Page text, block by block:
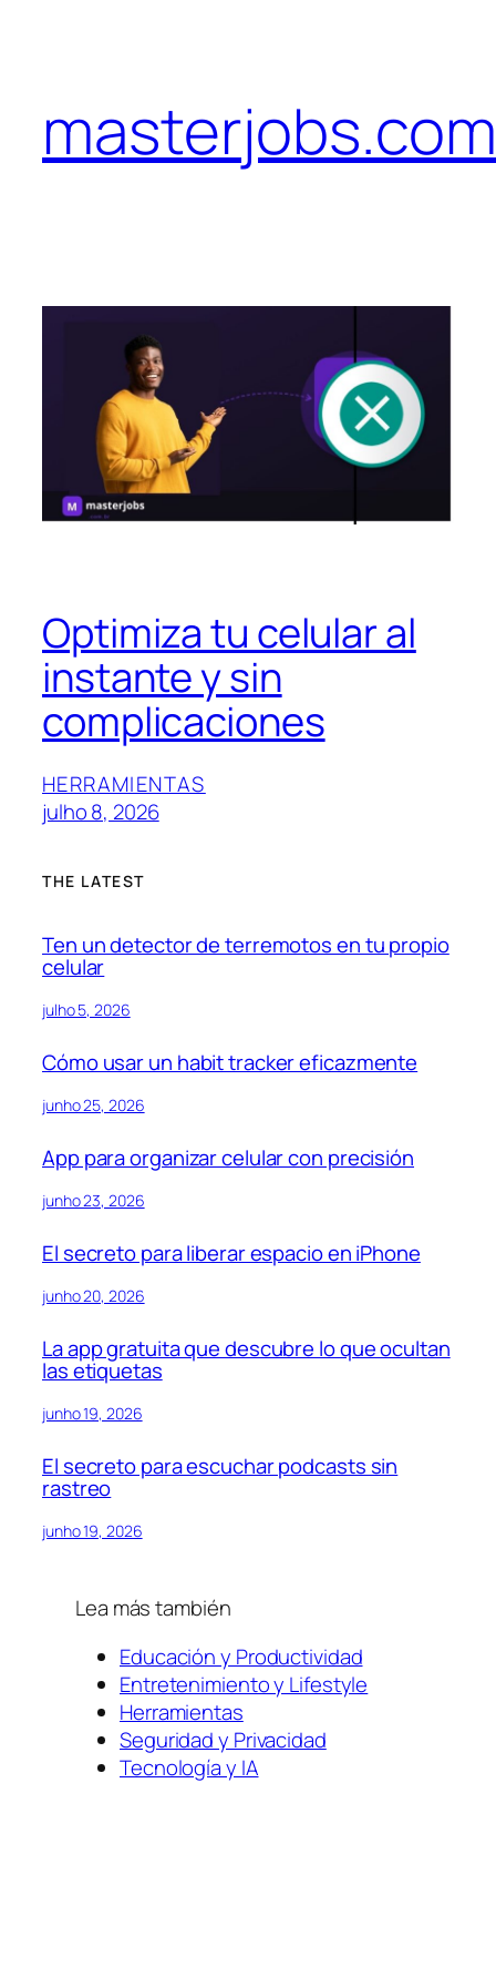
Optimiza tu celular al
instante y sin
complicaciones
HERRAMIENTAS
julho 8, 2026
THE LATEST
Ten un detector de terremotos en tu propio
celular
julho 5, 2026
Cómo usar un habit tracker eficazmente
junho 25, 2026
App para organizar celular con precisión
junho 23, 2026
El secreto para liberar espacio en iPhone
junho 20, 2026
La app gratuita que descubre lo que ocultan
las etiquetas
junho 19, 2026
El secreto para escuchar podcasts sin
rastreo
junho 19, 2026
Lea más también
Educación y Productividad
Entretenimiento y Lifestyle
Herramientas
Seguridad y Privacidad
Tecnología y IA